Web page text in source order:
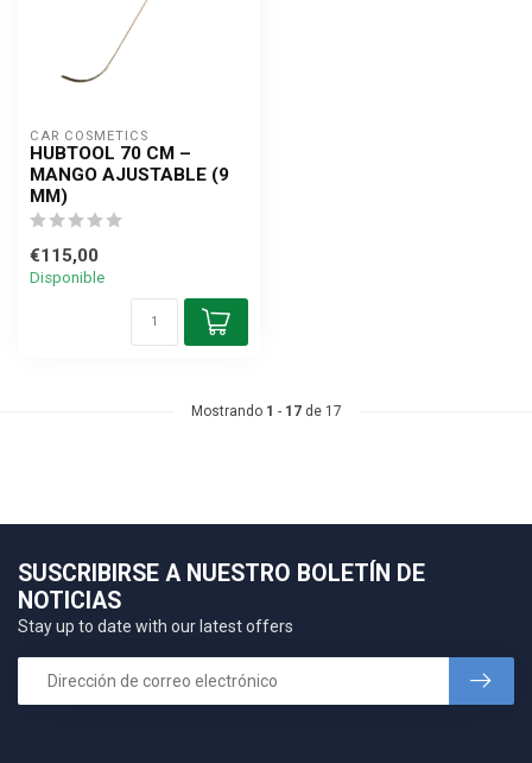
CAR COSMETICS
HUBTOOL 70 CM –
MANGO AJUSTABLE (9
MM)
€115,00
Disponible
Mostrando 1 - 17de 17
SUSCRIBIRSE A NUESTRO BOLETÍN DE
NOTICIAS
Stay up to date with our latest offers